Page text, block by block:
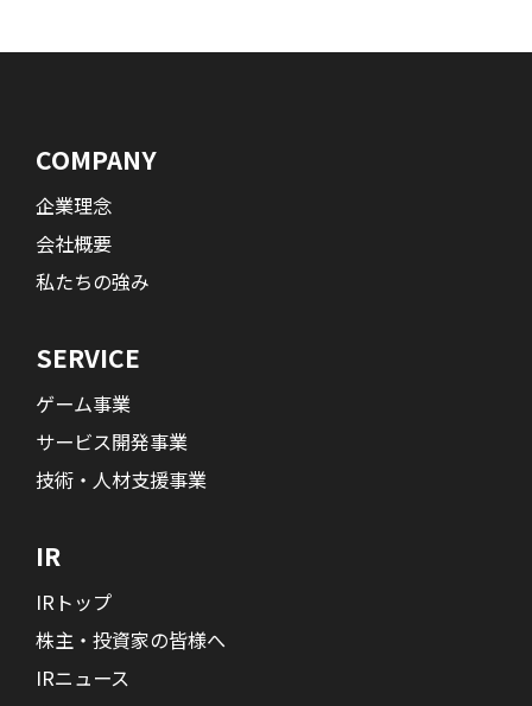
COMPANY
企業理念
会社概要
私たちの強み
SERVICE
ゲーム事業
サービス開発事業
技術・人材支援事業
IR
IRトップ
株主・投資家の皆様へ
IRニュース